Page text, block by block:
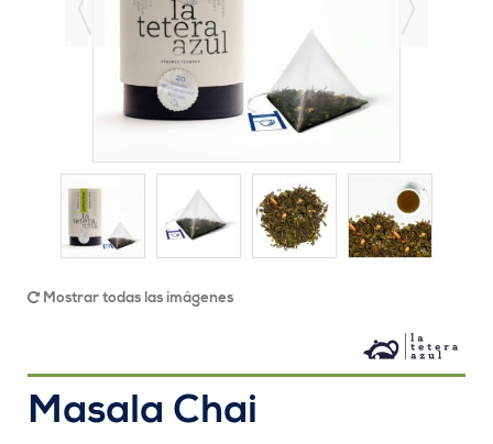
Mostrar todas las imágenes
Masala Chai